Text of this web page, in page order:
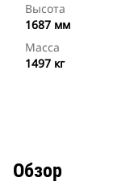
Высота
1687 мм
Масса
1497 кг
Обзор